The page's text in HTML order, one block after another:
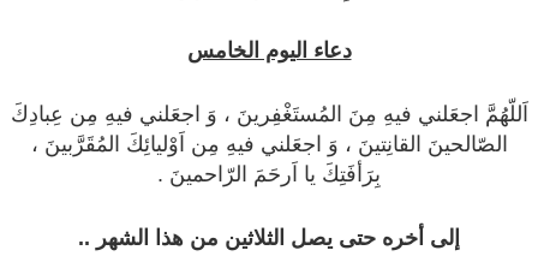
دعاء اليوم الخامس
اَللّهُمَّ اجعَلني فيهِ مِنَ المُستَغْفِرينَ ، وَ اجعَلني فيهِ مِن عِبادِكَ
الصّالحينَ القانِتينَ ، وَ اجعَلني فيهِ مِن اَوْليائِكَ المُقَرَّبينَ ،
بِرَأفَتِكَ يا اَرحَمَ الرّاحمينَ .
إلى أخره حتى يصل الثلاثين من هذا الشهر ..